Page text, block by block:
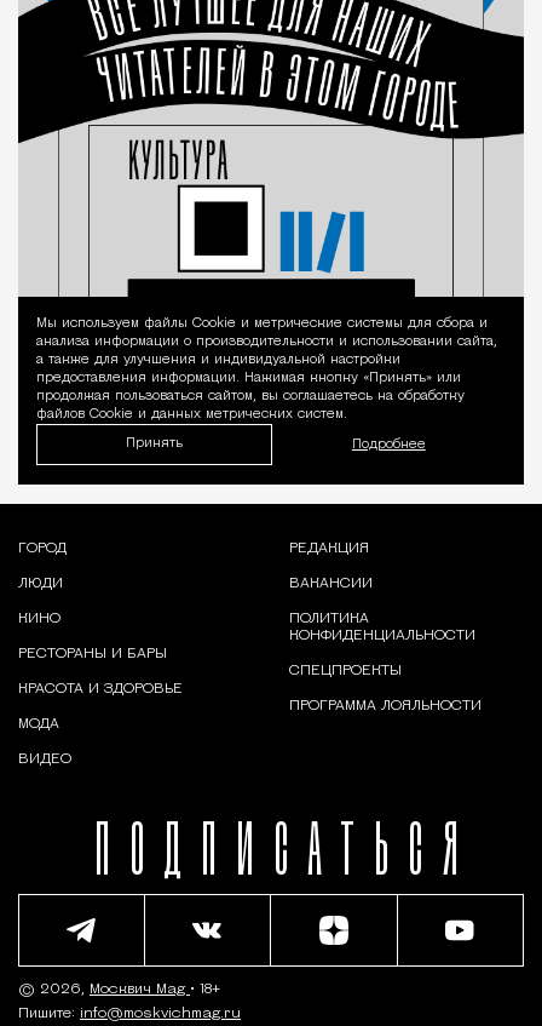
Уведомление
Мы используем файлы Сookie и метрические системы для сбора и
анализа информации о производительности и использовании сайта,
а также для улучшения и индивидуальной настройки
предоставления информации. Нажимая кнопку «Принять» или
продолжая пользоваться сайтом, вы соглашаетесь на обработку
файлов Cookie и данных метрических систем.
Принять Подробнее
ПОДПИСАТЬСЯ
ГОРОД
ЛЮДИ
КИНО
РЕСТОРАНЫ И БАРЫ
КРАСОТА И ЗДОРОВЬЕ
МОДА
ВИДЕО
РЕДАКЦИЯ
ВАКАНСИИ
ПОЛИТИКА
КОНФИДЕНЦИАЛЬНОСТИ
СПЕЦПРОЕКТЫ
ПРОГРАММА ЛОЯЛЬНОСТИ
© 2026, Москвич Mag • 18+
Пишите: info@moskvichmag.ru